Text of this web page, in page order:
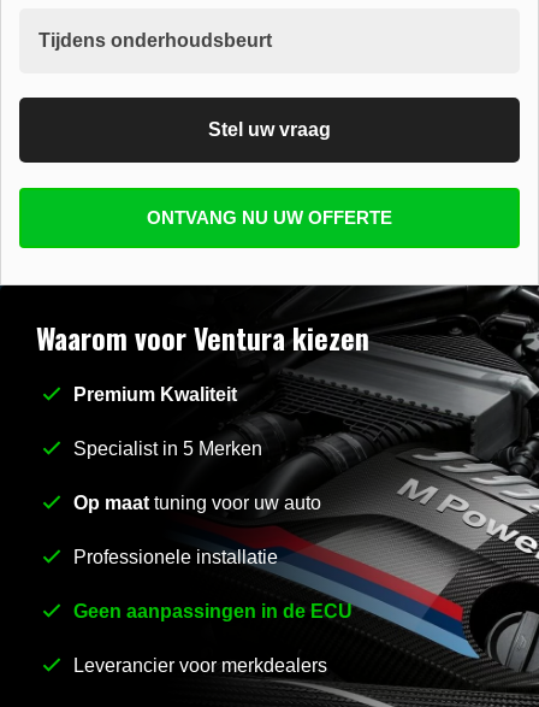
Tijdens onderhoudsbeurt
Stel uw vraag
Stel uw vraag*
ONTVANG NU UW OFFERTE
Waarom voor Ventura kiezen
Premium Kwaliteit
Specialist in 5 Merken
Op maat tuning voor uw auto
Professionele installatie
Geen aanpassingen in de ECU
Leverancier voor merkdealers